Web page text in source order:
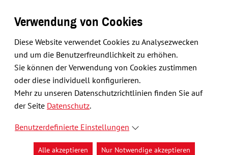
Verwendung von Cookies
Diese Website verwendet Cookies zu Analysezwecken
und um die Benutzerfreundlichkeit zu erhöhen.
Sie können der Verwendung von Cookies zustimmen
oder diese individuell konfigurieren.
Mehr zu unseren Datenschutzrichtlinien finden Sie auf
der Seite Datenschutz.
Benutzerdefinierte Einstellungen
Alle akzeptieren Nur Notwendige akzeptieren